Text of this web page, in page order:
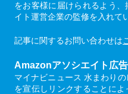
をお客様に届けられるよう
イト運営企業の監修を入れて
記事に関するお問い合わせは
Amazonアソシエイト広
マイナビニュース 水まわり
を宣伝しリンクすることに